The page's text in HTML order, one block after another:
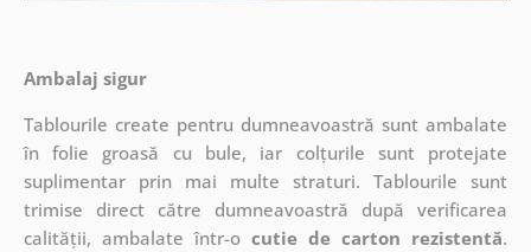
Ambalaj sigur
Tablourile create pentru dumneavoastră sunt ambalate
în folie groasă cu bule, iar colțurile sunt protejate
suplimentar prin mai multe straturi.Tablourile sunt
trimise direct către dumneavoastră după verificarea
calității, ambalate într-o cutie de carton rezistentă.